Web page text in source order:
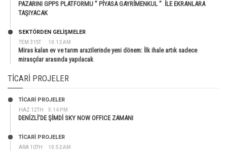
PAZARINI GPPS PLATFORMU ” PİYASA GAYRİMENKUL ” İLE EKRANLARA
TAŞIYACAK
TEM 31ST 10:12 AM
SEKTÖRDEN GELIŞMELER
Miras kalan ev ve tarım arazilerinde yeni dönem: İlk ihale artık sadece
mirasçılar arasında yapılacak
TICARI PROJELER
HAZ 12TH 5:14 PM
TİCARİ PROJELER
DENİZLİ’DE ŞİMDİ SKY NOW OFFICE ZAMANI
ARA 10TH 10:52 AM
TİCARİ PROJELER